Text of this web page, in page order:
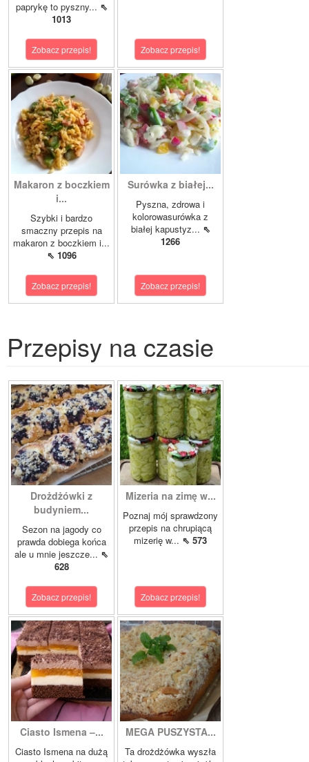
paprykę to pyszny... ⇖
1013
Zobacz przepis! Zobacz przepis!
Makaron z boczkiem
i...
Szybki i bardzo
smaczny przepis na
makaron z boczkiem i...
⇖ 1096
Zobacz przepis!
Surówka z białej...
Pyszna, zdrowa i
kolorowasurówka z
białej kapustyz... ⇖
1266
Zobacz przepis!
Przepisy na czasie
Drożdżówki z
budyniem...
Sezon na jagody co
prawda dobiega końca
ale u mnie jeszcze... ⇖
628
Zobacz przepis!
Mizeria na zimę w...
Poznaj mój sprawdzony
przepis na chrupiącą
mizerię w... ⇖ 573
Zobacz przepis!
Ciasto Ismena –...
Ciasto Ismena na dużą
MEGA PUSZYSTA...
Ta drożdżówka wyszła